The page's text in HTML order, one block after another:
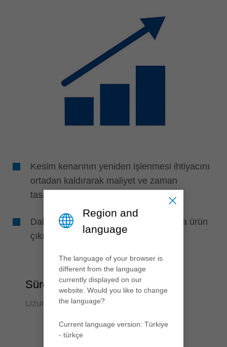
Kesim kenarının yeniden işlenmesi ihtiyacını
ortadan kaldırarak maliyet ve zaman
tasarrufu
Daha az iş adımı sayesinde daha fazla ürün
çıkışı
Sürdürülebilirlik
Uzun ömürlü ve sessiz
Region and
language
The language of your browser is
different from the language
currently displayed on our
website. Would you like to change
the language?
Current language version: Türkiye
- türkçe